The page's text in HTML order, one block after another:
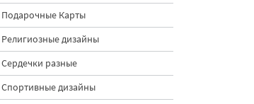
Подарочные Карты
Религиозные дизайны
Сердечки разные
Спортивные дизайны